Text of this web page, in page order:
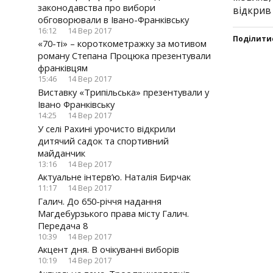
законодавства про вибори
обговорювали в Івано-Франківську
16:12 14 Вер 2017
«70-ті» – короткометражку за мотивом
роману Степана Процюка презентували
франківцям
15:46 14 Вер 2017
Виставку «Трипільська» презентували у
Івано Франківську
14:25 14 Вер 2017
У селі Рахині урочисто відкрили
дитячий садок та спортивний
майданчик
13:16 14 Вер 2017
Актуальне інтерв’ю. Наталія Бирчак
11:17 14 Вер 2017
Галич. До 650-річчя надання
Магдебурзького права місту Галич.
Передача 8
10:39 14 Вер 2017
Акцент дня. В очікуванні виборів
10:19 14 Вер 2017